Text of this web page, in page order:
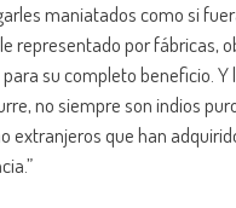
maniatados como si
representado por fábricas,
su completo beneficio. Y
no siempre son indios
extranjeros que han